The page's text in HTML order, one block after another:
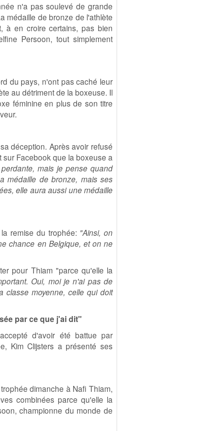
n'a pas soulevé de grande
médaille de bronze de l'athlète
à en croire certains, pas bien
Persoon, tout simplement
du pays, n'ont pas caché leur
au détriment de la boxeuse. Il
féminine en plus de son titre
déception. Après avoir refusé
Facebook que la boxeuse a
mais je pense quand
médaille de bronze, mais ses
elle aura aussi une médaille
remise du trophée: "Ainsi, on
chance en Belgique, et on ne
pour Thiam "parce qu'elle la
Oui, moi je n'ai pas de
classe moyenne, celle qui doit
par ce que j'ai dit"
d'avoir été battue par
Kim Clijsters a présenté ses
dimanche à Nafi Thiam,
combinées parce qu'elle la
championne du monde de